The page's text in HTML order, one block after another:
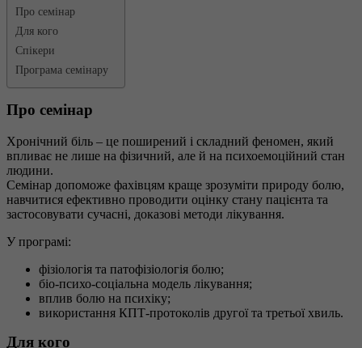
Про семінар
Для кого
Спікери
Програма семінару
Про семінар
Хронічний біль – це поширений і складний феномен, який
впливає не лише на фізичний, але й на психоемоційний стан
людини.
Семінар допоможе фахівцям краще зрозуміти природу болю,
навчитися ефективно проводити оцінку стану пацієнта та
застосовувати сучасні, доказові методи лікування.
У програмі:
фізіологія та патофізіологія болю;
біо-психо-соціальна модель лікування;
вплив болю на психіку;
використання КПТ-протоколів другої та третьої хвиль.
Для кого